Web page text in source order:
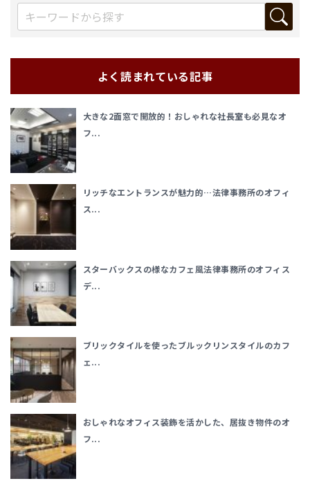
よく読まれている記事
大きな2面窓で開放的！おしゃれな社長室も必見なオ
フ...
リッチなエントランスが魅力的…法律事務所のオフィ
ス...
スターバックスの様なカフェ風法律事務所のオフィス
デ...
ブリックタイルを使ったブルックリンスタイルのカフ
ェ...
おしゃれなオフィス装飾を活かした、居抜き物件のオ
フ...